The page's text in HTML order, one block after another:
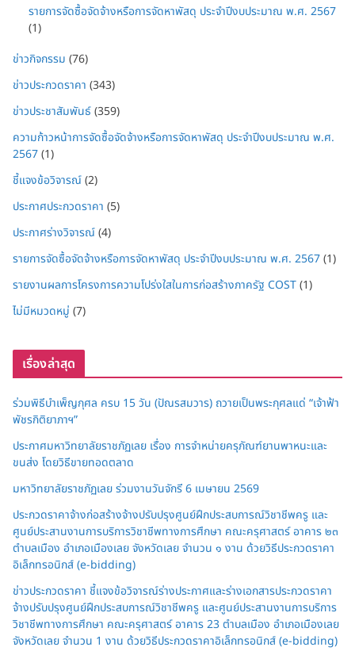
รายการจัดซื้อจัดจ้างหรือการจัดหาพัสดุ ประจำปีงบประมาณ พ.ศ. 2567
(1)
ข่าวกิจกรรม (76)
ข่าวประกวดราคา (343)
ข่าวประชาสัมพันธ์(359)
ความก้าวหน้าการจัดซื้อจัดจ้างหรือการจัดหาพัสดุ ประจำปีงบประมาณ พ.ศ.
2567(1)
ชี้แจงข้อวิจารณ์(2)
ประกาศประกวดราคา (5)
ประกาศร่างวิจารณ์(4)
รายการจัดซื้อจัดจ้างหรือการจัดหาพัสดุ ประจำปีงบประมาณ พ.ศ. 2567(1)
รายงานผลการโครงการความโปร่งใสในการก่อสร้างภาครัฐ COST(1)
ไม่มีหมวดหมู่ (7)
เรื่องล่าสุด
ร่วมพิธีบำเพ็ญกุศล ครบ 15 วัน (ปัณรสมวาร) ถวายเป็นพระกุศลแด่ “เจ้าฟ้า
พัชรกิติยาภาฯ”
ประกาศมหาวิทยาลัยราชภัฏเลย เรื่อง การจำหน่ายครุภัณฑ์ยานพาหนะและ
ขนส่ง โดยวิธีขายทอดตลาด
มหาวิทยาลัยราชภัฏเลย ร่วมงานวันจักรี 6 เมษายน 2569
ประกวดราคาจ้างก่อสร้างจ้างปรับปรุงศูนย์ฝึกประสบการณ์วิชาชีพครู และ
ศูนย์ประสานงานการบริการวิชาชีพทางการศึกษา คณะครุศาสตร์ อาคาร ๒๓
ตำบลเมือง อำเภอเมืองเลย จังหวัดเลย จำนวน ๑ งาน ด้วยวิธีประกวดราคา
อิเล็กทรอนิกส์ (e-bidding)
ข่าวประกวดราคา ชี้แจงข้อวิจารณ์ร่างประกาศและร่างเอกสารประกวดราคา
จ้างปรับปรุงศูนย์ฝึกประสบการณ์วิชาชีพครู และศูนย์ประสานงานการบริการ
วิชาชีพทางการศึกษา คณะครุศาสตร์ อาคาร 23 ตำบลเมือง อำเภอเมืองเลย
จังหวัดเลย จำนวน 1 งาน ด้วยวิธีประกวดราคาอิเล็กทรอนิกส์ (e-bidding)